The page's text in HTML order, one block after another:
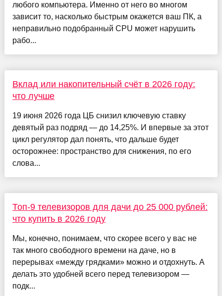
любого компьютера. Именно от него во многом
зависит то, насколько быстрым окажется ваш ПК, а
неправильно подобранный CPU может нарушить
рабо...
Вклад или накопительный счёт в 2026 году:
что лучше
19 июня 2026 года ЦБ снизил ключевую ставку
девятый раз подряд — до 14,25%. И впервые за этот
цикл регулятор дал понять, что дальше будет
осторожнее: пространство для снижения, по его
слова...
Топ-9 телевизоров для дачи до 25 000 рублей:
что купить в 2026 году
Мы, конечно, понимаем, что скорее всего у вас не
так много свободного времени на даче, но в
перерывах «между грядками» можно и отдохнуть. А
делать это удобней всего перед телевизором —
подк...